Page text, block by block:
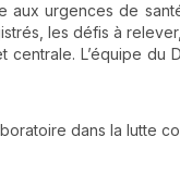
urgences de
les défis à
L’équipe du
dans la lutte